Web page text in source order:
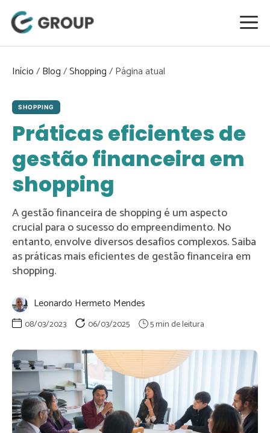
para
conteúdo
Início/Blog/Shopping/
SHOPPING
Práticas eficientes de
gestão financeira em
shopping
A gestão financeira de shopping é um aspecto
crucial para o sucesso do empreendimento. No
entanto, envolve diversos desafios complexos. Saiba
as práticas mais eficientes de gestão financeira em
shopping.
Leonardo Hermeto Mendes
08/03/2023 06/03/2025